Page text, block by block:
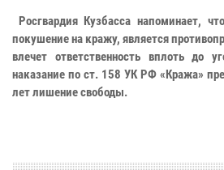
Росгвардия Кузбасса напоминает,
покушение на кражу, является
влечет ответственность вплоть до
наказание по ст. 158 УК РФ «Кража»
лет лишение свободы.